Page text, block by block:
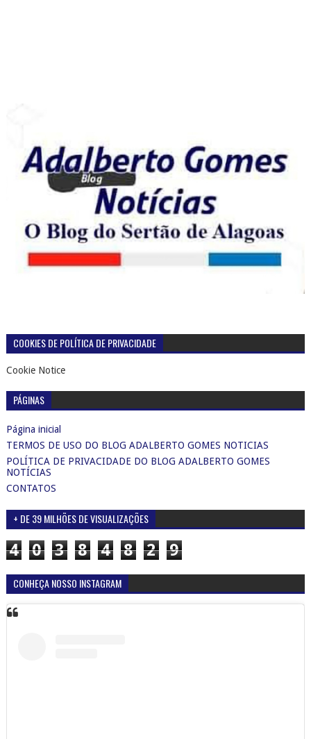
COOKIES DE POLÍTICA DE PRIVACIDADE
Cookie Notice
PÁGINAS
Página inicial
TERMOS DE USO DO BLOG ADALBERTO GOMES NOTICIAS
POLÍTICA DE PRIVACIDADE DO BLOG ADALBERTO GOMES
NOTÍCIAS
CONTATOS
+ DE 39 MILHÕES DE VISUALIZAÇÕES
4 0 3 8 4 8 2 9
CONHEÇA NOSSO INSTAGRAM